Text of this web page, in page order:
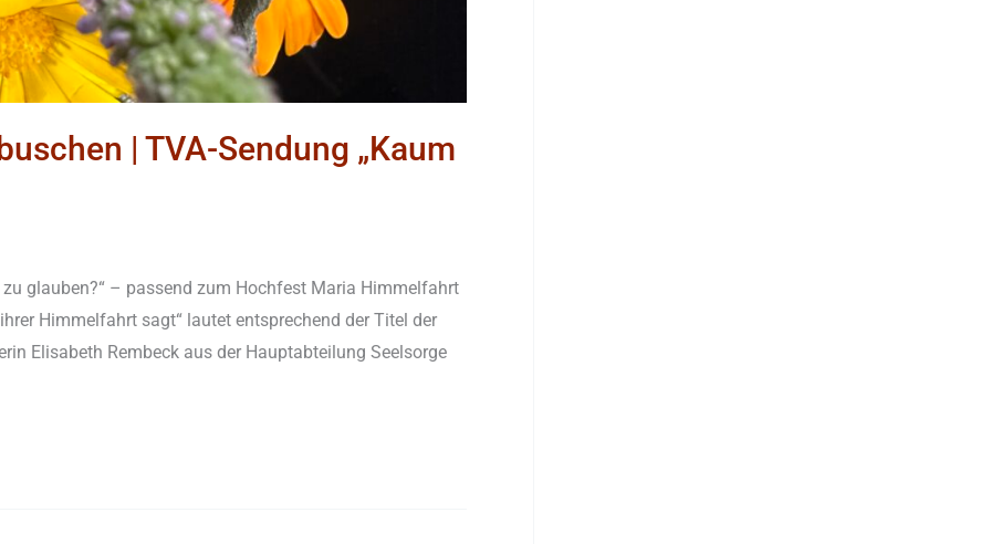
| TVA-Sendung „Kaum
glauben?“ – passend zum Hochfest Maria Himmelfahrt
Himmelfahrt sagt“ lautet entsprechend der Titel der
Elisabeth Rembeck aus der Hauptabteilung Seelsorge